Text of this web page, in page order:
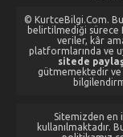
© KurtceBilgi.Com.
belirtilmediği sürece
veriler, kâr
platformlarında ve
sitede
gütmemektedir
Sitemizden en
kullanılmaktadır.